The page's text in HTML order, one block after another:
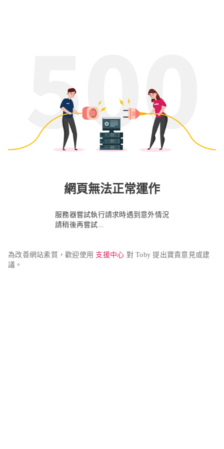
網頁無法正常運作
服務器嘗試執行請求時遇到意外情況
請稍後再嘗試...
為改善網站素質，歡迎使用 支援中心 對 Toby 提出寶貴意見或建
議。